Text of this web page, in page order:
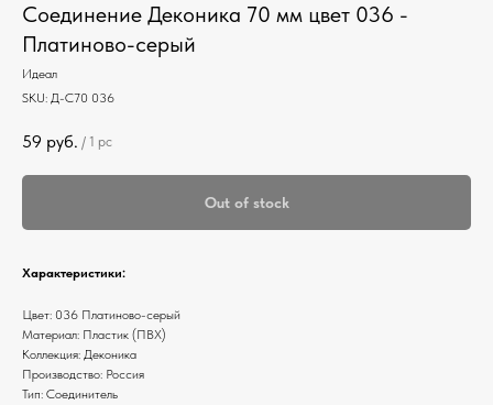
Соединение Деконика 70 мм цвет 036 -
Платиново-серый
Идеал
SKU: Д-С70 036
59 руб. / 1 pc
Out of stock
Характеристики:
Цвет: 036 Платиново-серый
Материал: Пластик (ПВХ)
Коллекция: Деконика
Производство: Россия
Тип: Соединитель